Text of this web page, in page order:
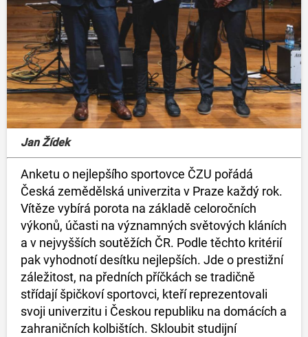
Jan Žídek
Anketu o nejlepšího sportovce ČZU pořádá
Česká zemědělská univerzita v Praze každý rok.
Vítěze vybírá porota na základě celoročních
výkonů, účasti na významných světových kláních
a v nejvyšších soutěžích ČR. Podle těchto kritérií
pak vyhodnotí desítku nejlepších. Jde o prestižní
záležitost, na předních příčkách se tradičně
střídají špičkoví sportovci, kteří reprezentovali
svoji univerzitu i Českou republiku na domácích a
zahraničních kolbištích. Skloubit studijní